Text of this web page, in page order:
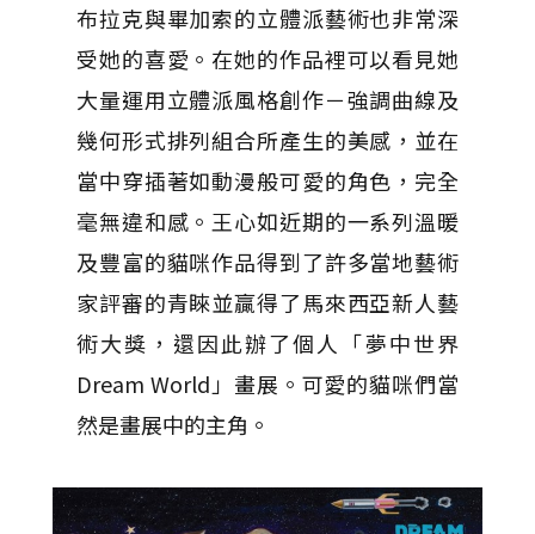
布拉克與畢加索的立體派藝術也非常深
受她的喜愛。在她的作品裡可以看見她
大量運用立體派風格創作－強調曲線及
幾何形式排列組合所產生的美感，並在
當中穿插著如動漫般可愛的角色，完全
毫無違和感。王心如近期的一系列溫暖
及豐富的貓咪作品得到了許多當地藝術
家評審的青睞並贏得了馬來西亞新人藝
術大獎，還因此辦了個人「夢中世界
Dream World」畫展。可愛的貓咪們當
然是畫展中的主角。